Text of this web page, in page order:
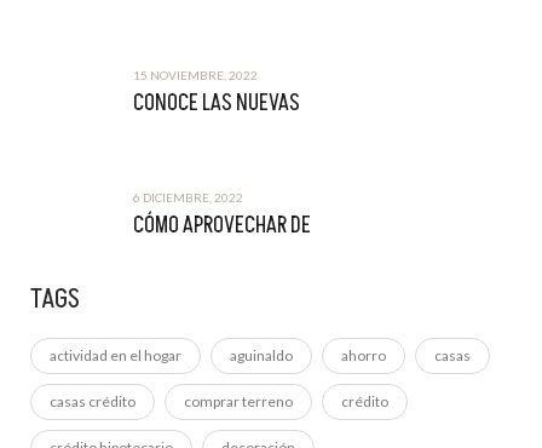
15 NOVIEMBRE, 2022
CONOCE LAS NUEVAS
6 DICIEMBRE, 2022
CÓMO APROVECHAR DE
TAGS
actividad en el hogar aguinaldo ahorro casas
casas crédito comprar terreno crédito